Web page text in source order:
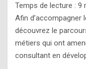
Temps de lecture : 9
Afin d’accompagner
découvrez le
métiers qui ont
consultant en